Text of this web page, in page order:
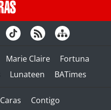
Marie Claire
Fortuna
Lunateen BATimes
Caras
Contigo